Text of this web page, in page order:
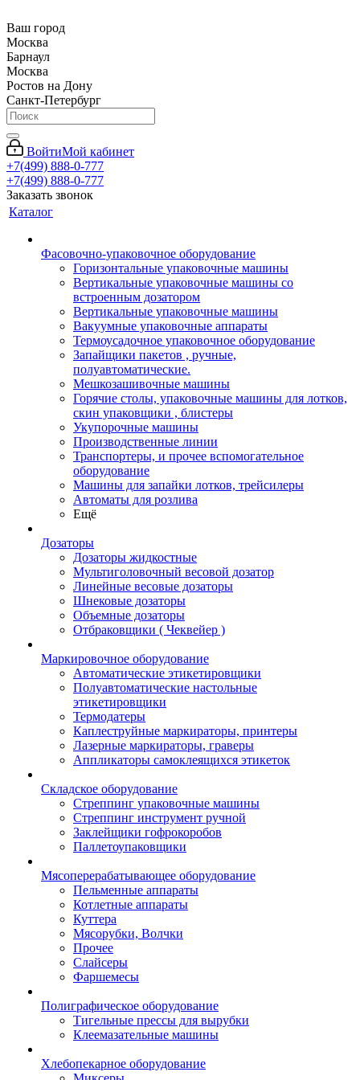
Ваш город
Москва
Барнаул
Москва
Ростов на Дону
Санкт-Петербург
ВойтиМой кабинет
+7(499) 888-0-777
+7(499) 888-0-777
Заказать звонок
Каталог
Фасовочно-упаковочное оборудование
Горизонтальные упаковочные машины
Вертикальные упаковочные машины со
встроенным дозатором
Вертикальные упаковочные машины
Вакуумные упаковочные аппараты
Термоусадочное упаковочное оборудование
Запайщики пакетов , ручные,
полуавтоматические.
Мешкозашивочные машины
Горячие столы, упаковочные машины для лотков,
скин упаковщики , блистеры
Укупорочные машины
Производственные линии
Транспортеры, и прочее вспомогательное
оборудование
Машины для запайки лотков, трейсилеры
Автоматы для розлива
Ещё
Дозаторы
Дозаторы жидкостные
Мультиголовочный весовой дозатор
Линейные весовые дозаторы
Шнековые дозаторы
Объемные дозаторы
Отбраковщики ( Чеквейер )
Маркировочное оборудование
Автоматические этикетировщики
Полуавтоматические настольные
этикетировщики
Термодатеры
Каплеструйные маркираторы, принтеры
Лазерные маркираторы, граверы
Аппликаторы самоклеящихся этикеток
Складское оборудование
Стреппинг упаковочные машины
Стреппинг инструмент ручной
Заклейщики гофрокоробов
Паллетоупаковщики
Мясоперерабатывающее оборудование
Пельменные аппараты
Котлетные аппараты
Куттера
Мясорубки, Волчки
Прочее
Слайсеры
Фаршемесы
Полиграфическое оборудование
Тигельные прессы для вырубки
Клеемазательные машины
Хлебопекарное оборудование